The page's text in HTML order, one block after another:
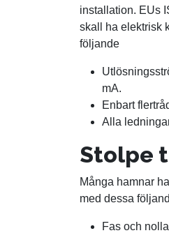
installation. EUs
skall ha elektrisk
följande
mA.
Enbart
Alla
Stolpe
Många hamnar
med dessa
Fas och